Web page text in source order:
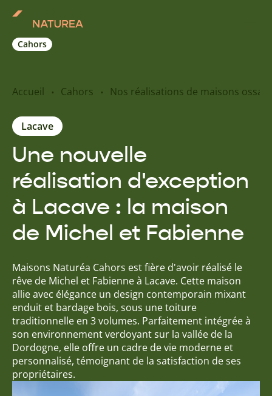
Cahors
Nos offres
Prendre RDV
+33 5 65 31 12 87
Accueil Cahors Nos réalisations de maisons
Une nouvelle
réalisation d'exception
à Lacave : la maison
de Michel et Fabienne
Lacave
Maisons Naturéa Cahors est fière d'avoir réalisé le
rêve de Michel et Fabienne à Lacave. Cette maison
allie avec élégance un design contemporain mixant
enduit et bardage bois, sous une toiture
traditionnelle en 3 volumes. Parfaitement intégrée à
son environnement verdoyant sur la vallée de la
Dordogne, elle offre un cadre de vie moderne et
personnalisé, témoignant de la satisfaction de ses
propriétaires.